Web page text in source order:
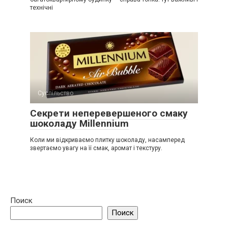
технічні
Суспільство
Секрети неперевершеного смаку
шоколаду Millennium
Коли ми відкриваємо плитку шоколаду, насамперед
звертаємо увагу на її смак, аромат і текстуру.
Поиск
Поиск